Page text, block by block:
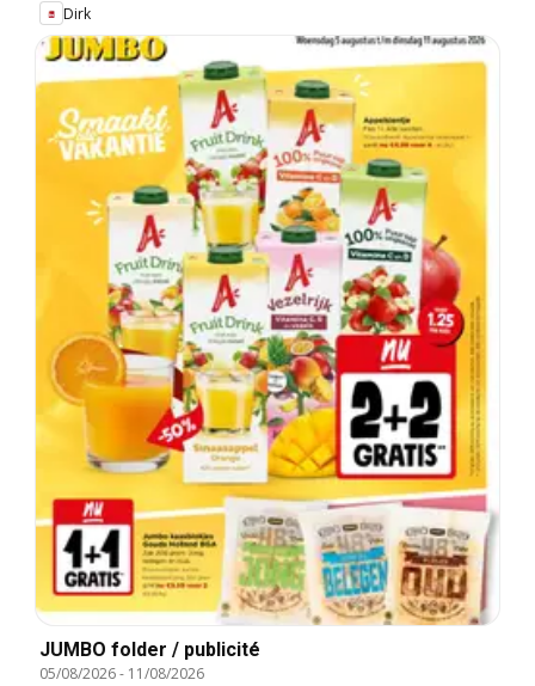
Dirk
JUMBO folder / publicité
05/08/2026- 11/08/2026